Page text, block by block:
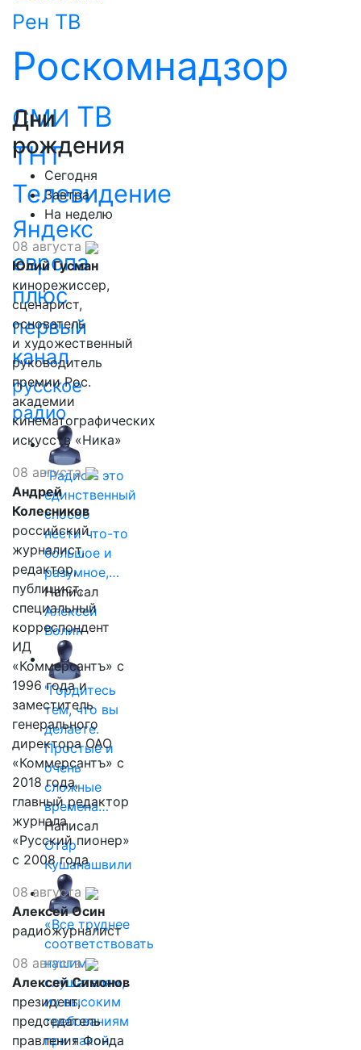
Рен ТВ
Роскомнадзор
СМИ ТВ
ТНТ
Телевидение
Яндекс
европа
плюс
первый
канал
русское
радио
"Радио - это
единственный
способ
нести что-то
большое и
разумное,…
Написал
Алексей
Волин
"Гордитесь
тем, что вы
делаете.
Простые и
очень
сложные
времена…
Написал
Отар
Кушанашвили
«Все труднее
соответствовать
нашим
слушателям,
их высоким
требованиям
при такой…
Дни
рождения
Сегодня
Завтра
На неделю
08 августа
Юлий Гусман
кинорежиссер,
сценарист,
основатель
и художественный
руководитель
премии Рос.
академии
кинематографических
искусств «Ника»
08 августа
Андрей
Колесников
российский
журналист,
редактор,
публицист,
специальный
корреспондент
ИД
«Коммерсантъ» с
1996 года и
заместитель
генерального
директора ОАО
«Коммерсантъ» с
2018 года,
главный редактор
журнала
«Русский пионер»
с 2008 года
08 августа
Алексей Осин
радиожурналист
08 августа
Алексей Симонов
президент,
председатель
правления Фонда